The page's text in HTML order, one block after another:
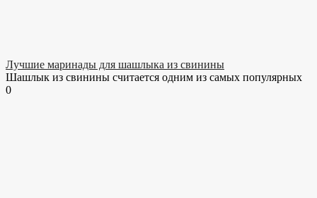
Лучшие маринады для шашлыка из свинины
Шашлык из свинины считается одним из самых популярных
0